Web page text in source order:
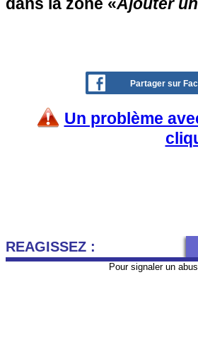
Partager sur
Un problème
REAGISSEZ :
Pour signaler un